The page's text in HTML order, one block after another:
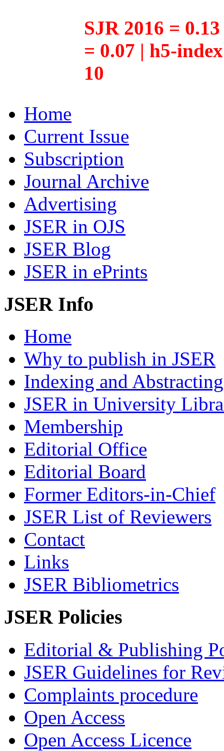
SJR 2016 =
= 0.07 | h5-
10
Home
Current Issue
Subscription
Journal Archive
Advertising
JSER in OJS
JSER Blog
JSER in ePrints
JSER Info
Home
Why to publish in JSER
Indexing and Abstracting
JSER in University
Membership
Editorial Office
Editorial Board
Former Editors-in-Chief
JSER List of Reviewers
Contact
Links
JSER Bibliometrics
JSER Policies
Editorial & Publishing
JSER Guidelines for
Complaints procedure
Open Access
Open Access Licence